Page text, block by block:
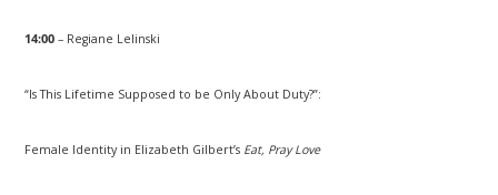
14:00 – Regiane Lelinski
“Is This Lifetime Supposed to be Only About Duty?”:
Female Identity in Elizabeth Gilbert’s Eat, Pray Love